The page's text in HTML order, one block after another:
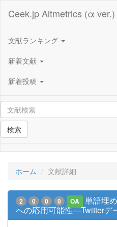
Ceek.jp Altmetrics (α ver.)
文献ランキング
新着文献
新着投稿
検索
ホーム 文献詳細
2 0 0 0 OA
単語埋
への応用可能性—Twitter